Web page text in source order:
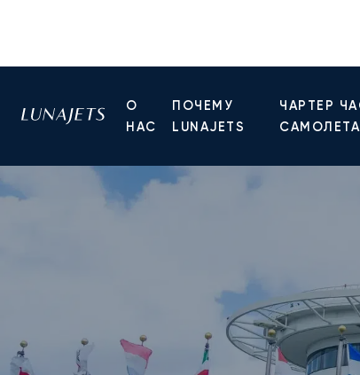
О
НАС
ПОЧЕМУ
LUNAJETS
ЧАРТЕР
САМОЛЕТА